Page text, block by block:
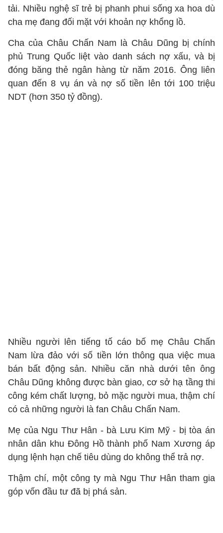
tải. Nhiều nghệ sĩ trẻ bị phanh phui sống xa hoa dù
cha mẹ đang đối mặt với khoản nợ khổng lồ.
Cha của Châu Chấn Nam là Châu Dũng bị chính
phủ Trung Quốc liệt vào danh sách nợ xấu, và bị
đóng băng thẻ ngân hàng từ năm 2016. Ông liên
quan đến 8 vụ án và nợ số tiền lên tới 100 triệu
NDT (hơn 350 tỷ đồng).
Nhiều người lên tiếng tố cáo bố mẹ Châu Chấn
Nam lừa đảo với số tiền lớn thông qua việc mua
bán bất động sản. Nhiều căn nhà dưới tên ông
Châu Dũng không được bàn giao, cơ sở hạ tầng thi
công kém chất lượng, bỏ mặc người mua, thậm chí
có cả những người là fan Châu Chấn Nam.
Mẹ của Ngu Thư Hân - bà Lưu Kim Mỹ - bị tòa án
nhân dân khu Đông Hồ thành phố Nam Xương áp
dụng lệnh hạn chế tiêu dùng do không thể trả nợ.
Thậm chí, một công ty mà Ngu Thư Hân tham gia
góp vốn đầu tư đã bị phá sản.